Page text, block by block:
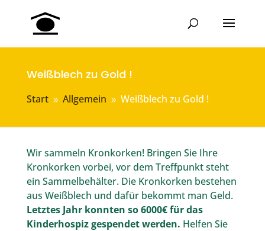
Weißblech zu Gold !
Start 9 Allgemein 9 Weißblech zu Gold !
Wir sammeln Kronkorken! Bringen Sie Ihre
Kronkorken vorbei, vor dem Treffpunkt steht
ein Sammelbehälter. Die Kronkorken bestehen
aus Weißblech und dafür bekommt man Geld.
Letztes Jahr konnten so 6000€ für das
Kinderhospiz gespendet werden. Helfen Sie